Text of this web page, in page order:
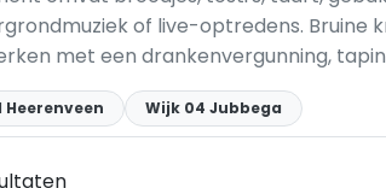
of live-optredens. Bruine
met een drankenvergunning,
Heerenveen Wijk 04 Jubbega